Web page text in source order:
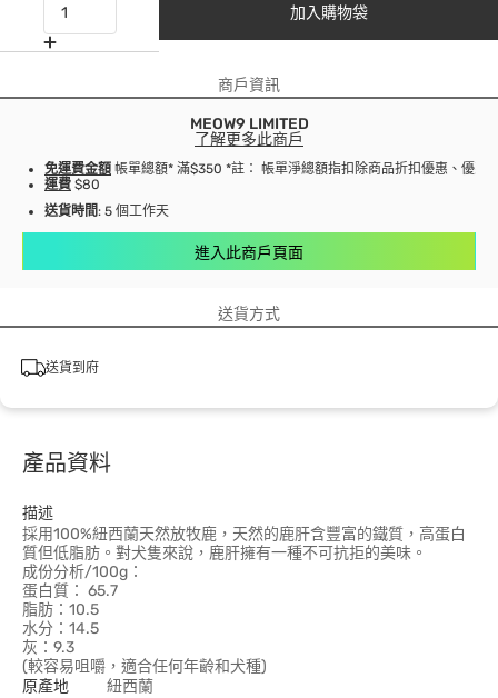
加入購物袋
商戶資訊
MEOW9 LIMITED
了解更多此商戶
免運費金額 帳單總額* 滿$350 *註： 帳單淨總額指扣除商品折扣優惠、優惠
運費 $80
送貨時間: 5 個工作天
進入此商戶頁面
送貨方式
送貨到府
產品資料
描述
採用100%紐西蘭天然放牧鹿，天然的鹿肝含豐富的鐵質，高蛋白
質但低脂肪。對犬隻來說，鹿肝擁有一種不可抗拒的美味。
成份分析/100g：
蛋白質： 65.7
脂肪：10.5
水分：14.5
灰：9.3
(較容易咀嚼，適合任何年齡和犬種)
原產地
紐西蘭